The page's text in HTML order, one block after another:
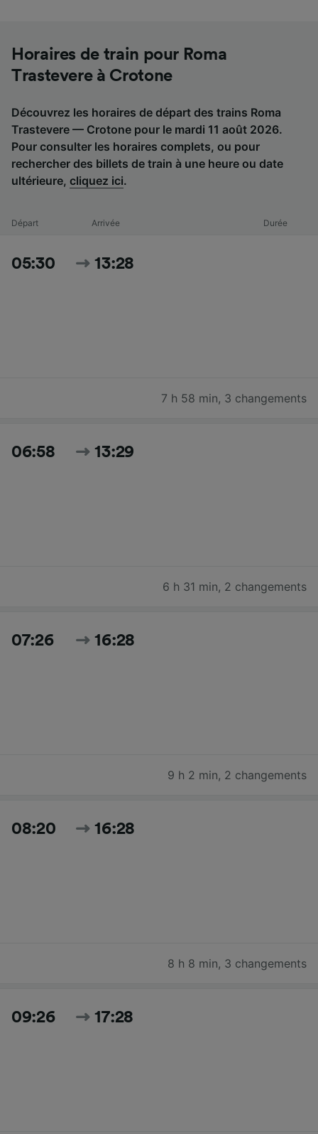
Horaires de train pour Roma
Trastevere à Crotone
Découvrez les horaires de départ des trains Roma
Trastevere — Crotone pour le mardi 11 août 2026.
Pour consulter les horaires complets, ou pour
rechercher des billets de train à une heure ou date
ultérieure, cliquez ici.
Départ Arrivée Durée
05:30 13:28
7 h 58 min, 3 changements
06:58 13:29
6 h 31 min, 2 changements
07:26 16:28
9 h 2 min, 2 changements
08:20 16:28
8 h 8 min, 3 changements
09:26 17:28